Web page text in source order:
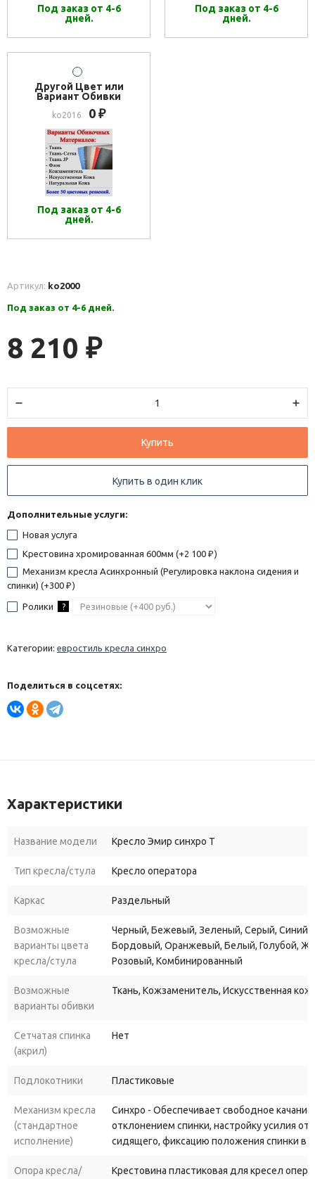
Под заказ от 4-6
дней.
Под заказ от 4-6
дней.
Другой Цвет или
Вариант Обивки
ko2016 0 ₽
Под заказ от 4-6
дней.
Артикул: ko2000
Под заказ от 4-6 дней.
8 210 ₽
Купить
Купить в один клик
Дополнительные услуги:
Новая услуга
Крестовина хромированная 600мм (+2 100 ₽ )
Механизм кресла Асинхронный (Регулировка наклона сидения и
спинки) (+300 ₽ )
Ролики ?
Категории: евростиль кресла синхро
Поделиться в соцсетях:
Характеристики
Название модели Кресло Эмир синхро Т
Тип кресла/стула Кресло оператора
Каркас Раздельный
Возможные
варианты цвета
кресла/стула
Черный, Бежевый, Зеленый, Серый, Синий,
Бордовый, Оранжевый, Белый, Голубой,
Розовый, Комбинированный
Возможные
варианты обивки
Ткань, Кожзаменитель, Искусственная
Сетчатая спинка
(акрил)
Нет
Подлокотники Пластиковые
Механизм кресла
(стандартное
исполнение)
Синхро - Обеспечивает свободное
отклонением спинки, настройку усилия
сидящего, фиксацию положения спинки в
Опора кресла/
Крестовина пластиковая для кресел